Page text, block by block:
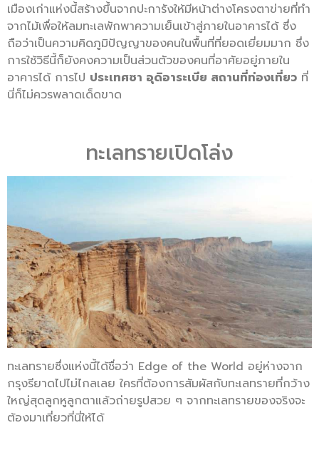
เมืองเก่าแห่งนี้สร้างขึ้นจากปะการังให้มีหน้าต่างโครงตาข่ายที่ทำ
จากไม้เพื่อให้ลมทะเลพักพาความเย็นเข้าสู่ภายในอาคารได้ ซึ่ง
ถือว่าเป็นความคิดภูมิปัญญาของคนในพื้นที่ที่ยอดเยี่ยมมาก ซึ่ง
การใช้วิธีนี้ก็ยังคงความเป็นส่วนตัวของคนที่อาศัยอยู่ภายใน
อาคารได้ การไป ประเทศซา อุดิอาระเบีย สถานที่ท่องเที่ยว ที่
นี่ก็ไม่ควรพลาดเด็ดขาด
ทะเลทรายเปิดโล่ง
ทะเลทรายซึ่งแห่งนี้ได้ชื่อว่า Edge of the World อยู่ห่างจาก
กรุงรียาดไปไม่ไกลเลย ใครที่ต้องการสัมผัสกับทะเลทรายที่กว้าง
ใหญ่สุดลูกหูลูกตาแล้วถ่ายรูปสวย ๆ จากทะเลทรายของจริงจะ
ต้องมาเที่ยวที่นี่ให้ได้